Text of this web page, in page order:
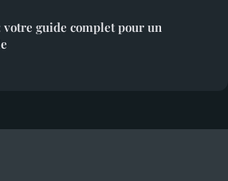
votre guide complet pour un